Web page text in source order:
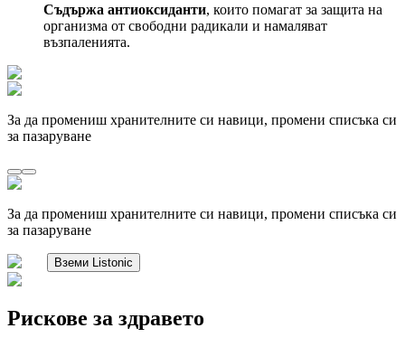
Съдържа антиоксиданти, които помагат за защита на
организма от свободни радикали и намаляват
възпаленията.
За да промениш хранителните си навици, промени списъка си
за пазаруване
За да промениш хранителните си навици, промени списъка си
за пазаруване
Вземи Listonic
Рискове за здравето